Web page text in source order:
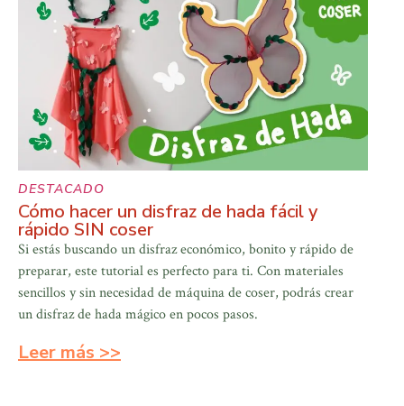
DESTACADO
Cómo hacer un disfraz de hada fácil y
rápido SIN coser
Si estás buscando un disfraz económico, bonito y rápido de
preparar, este tutorial es perfecto para ti. Con materiales
sencillos y sin necesidad de máquina de coser, podrás crear
un disfraz de hada mágico en pocos pasos.
Leer más >>